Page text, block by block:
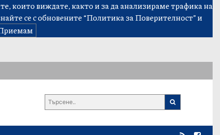
които виждате, както и за да анализираме трафика на
се с обновените“Политика за Поверителност”и